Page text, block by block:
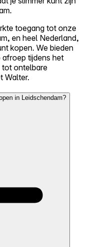
toegang tot onze
en heel Nederland,
kopen. We bieden
tijdens het
tot ontelbare
Walter.
in Leidschendam?